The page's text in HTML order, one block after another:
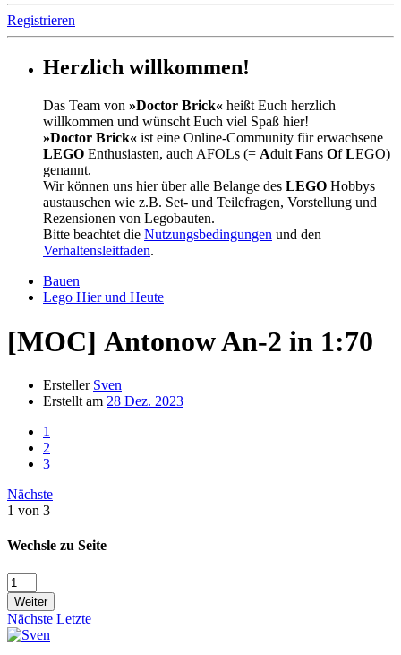
Registrieren
Herzlich willkommen!
Das Team von »Doctor Brick« heißt Euch herzlich
willkommen und wünscht Euch viel Spaß hier!
»Doctor Brick« ist eine Online-Community für erwachsene
LEGO Enthusiasten, auch AFOLs (= Adult Fans OfLEGO)
genannt.
Wir können uns hier über alle Belange des LEGO Hobbys
austauschen wie z.B. Set- und Teilefragen, Vorstellung und
Rezensionen von Legobauten.
Bitte beachtet die Nutzungsbedingungen und den
Verhaltensleitfaden.
Bauen
Lego Hier und Heute
[MOC] Antonow An-2 in 1:70
Ersteller Sven
Erstellt am 28 Dez. 2023
1
2
3
Nächste
1 von 3
Wechsle zu Seite
Weiter
Nächste Letzte